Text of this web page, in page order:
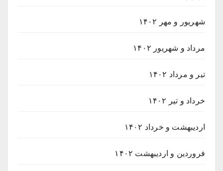
شهریور و مهر ۱۴۰۲
مرداد و شهریور ۱۴۰۲
تیر و مرداد ۱۴۰۲
خرداد و تیر ۱۴۰۲
اردیبهشت و خرداد ۱۴۰۲
فروردین و اردیبهشت ۱۴۰۲